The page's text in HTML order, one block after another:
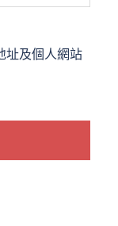
址及個人網站